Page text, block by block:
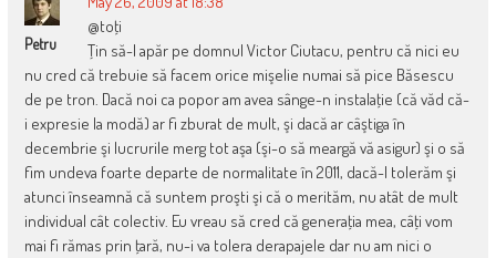
Petru
@toţi
Ţin să-l apăr pe domnul Victor Ciutacu, pentru că nici eu
nu cred că trebuie să facem orice mişelie numai să pice Băsescu
de pe tron. Dacă noi ca popor am avea sânge-n instalaţie (că văd că-
i expresie la modă) ar fi zburat de mult, şi dacă ar câştiga în
decembrie şi lucrurile merg tot aşa (şi-o să meargă vă asigur) şi o să
fim undeva foarte departe de normalitate în 2011, dacă-l tolerăm şi
atunci înseamnă că suntem proşti şi că o merităm, nu atât de mult
individual cât colectiv. Eu vreau să cred că generaţia mea, câţi vom
mai fi rămas prin ţară, nu-i va tolera derapajele dar nu am nici o